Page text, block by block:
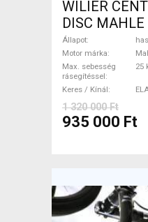
WILIER
DISC MAHLE
kerekek XL
Országúti /
használt
Állapot
Motor márka
Max. sebesség
rásegítéssel
25
Keres / Kínál
1 320 000 Ft
935 000 Ft